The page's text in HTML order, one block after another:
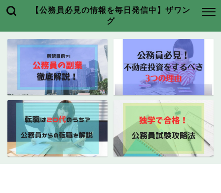
【公務員必見の情報を毎日発信中】ザワン
グ